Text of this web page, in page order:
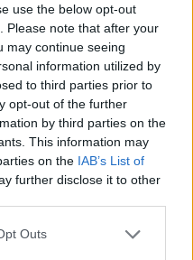
use the below opt-out
Please note that after your
may continue seeing
information utilized by
to third parties prior to
opt-out of the further
by third parties on the
This information may
on the IAB’s List of
further disclose it to other
Outs